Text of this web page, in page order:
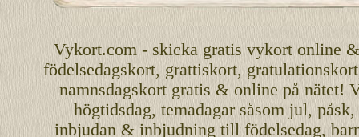
Vykort.com- skicka gratis vykort online
födelsedagskort, grattiskort,gratulationskort
namnsdagskort gratis& online på nätet!
högtidsdag, temadagar såsom jul,påsk,
inbjudan& inbjudning tillfödelsedag,